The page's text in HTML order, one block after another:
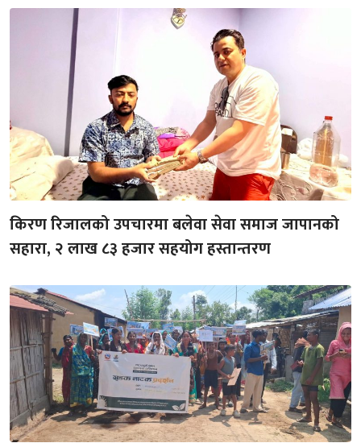
किरण रिजालको उपचारमा बलेवा सेवा समाज जापानको
सहारा, २ लाख ८३ हजार सहयोग हस्तान्तरण